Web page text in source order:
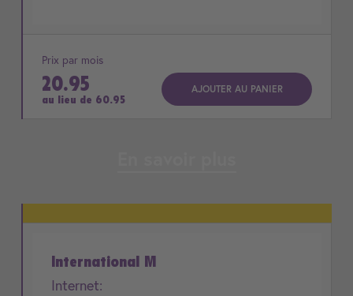
Prix par mois
20.95
au lieu de 60.95
AJOUTER AU PANIER
International M
Internet: